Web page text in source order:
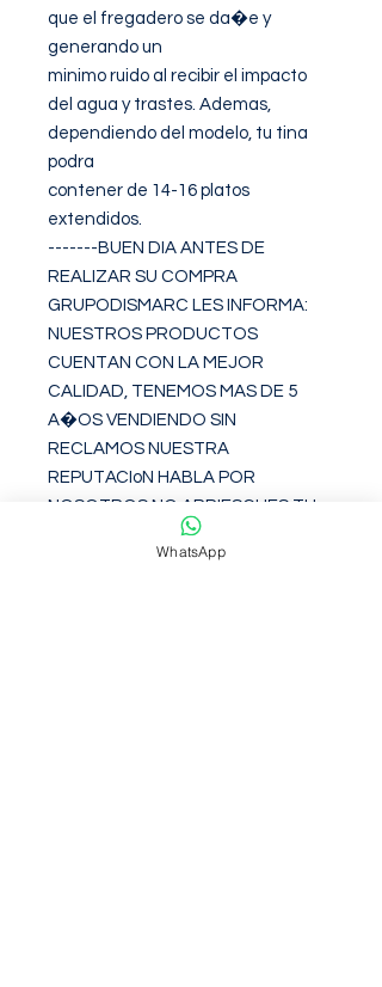
que el fregadero se da�e y
generando un
minimo ruido al recibir el impacto
del agua y trastes. Ademas,
dependiendo del modelo, tu tina
podra
contener de 14-16 platos
extendidos.
-------BUEN DIA ANTES DE
REALIZAR SU COMPRA
GRUPODISMARC LES INFORMA:
NUESTROS PRODUCTOS
CUENTAN CON LA MEJOR
CALIDAD, TENEMOS MAS DE 5
A�OS VENDIENDO SIN
RECLAMOS NUESTRA
REPUTACIoN HABLA POR
NOSOTROS NO ARRIESGUES TU
TODOS LOS PRODUCTOS
WhatsApp